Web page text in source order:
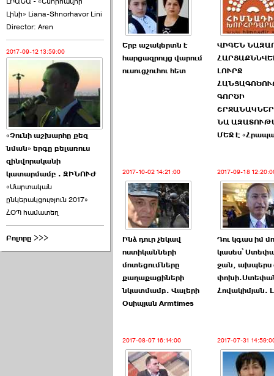
Լինի» Liana-Shnorhavor Lini
Director: Aren
2017-09-12 13:59:00
«Չունի աշխարհը քեզ
նման» երգը բելառուս
զինվորականի
կատարմամբ . ԶԻՆՈՒԺ
«Մարտական
ընկերակցություն 2017»
ՀՕՊ համատեղ
Բոլորը >>>
Երբ աշակերտն է
հարցազրույց վարում
ուսուցչուհու հետ
ՎԻԳԵՆ
ԼՈՒՐՋ
ԳՈՐԾԻ
ՆԱ
ՄԵՋ Է
2017-10-02 14:21:00
Ինձ դուր չեկավ
ոստիկանների
մոտեցումները
քաղաքացիների
նկատմամբ. Վալերի
Օսիպյան Armtimes
2017-09-18
Դու կգաս իմ
կասես՝
ջան, ախպերս
Հովակիմյան.
2017-08-07 16:14:00 2017-07-31